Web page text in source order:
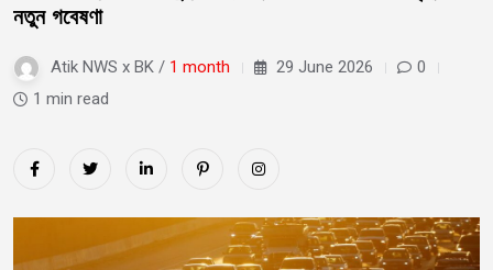
নতুন গবেষণা
Atik NWS x BK / 1 month 29 June 2026
0
1 min read